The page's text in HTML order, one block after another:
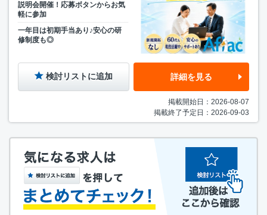
説明会開催！応募ボタンからお気
軽に参加
一年目は初期手当あり♪安心の研
修制度も◎
検討リストに追加 詳細を見る
掲載開始日：2026-08-07
掲載終了予定日：2026-09-03